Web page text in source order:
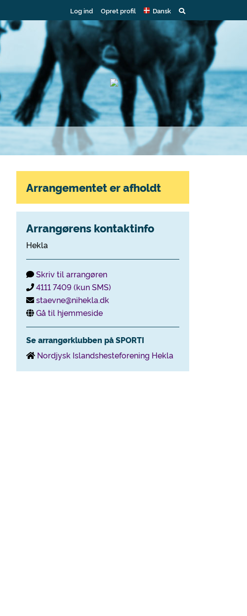
Log ind Opret profil Dansk
Arrangementet er afholdt
Arrangørens kontaktinfo
Hekla
Skriv til arrangøren
4111 7409 (kun SMS)
staevne@nihekla.dk
Gå til hjemmeside
Se arrangørklubben på SPORTI
Nordjysk Islandshesteforening Hekla